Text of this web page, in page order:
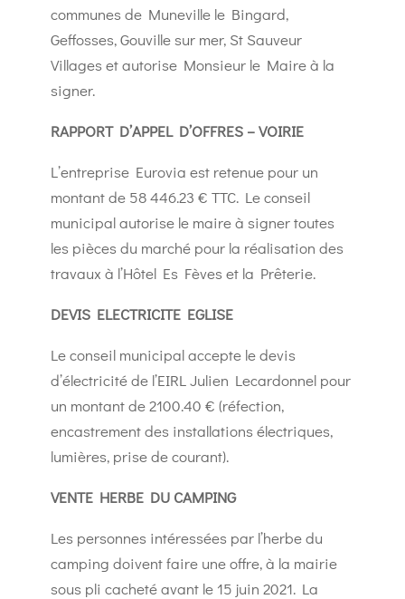
communes de Muneville le Bingard,
Geffosses, Gouville sur mer, St Sauveur
Villages et autorise Monsieur le Maire à la
signer.
RAPPORT D’APPEL D’OFFRES – VOIRIE
L’entreprise Eurovia est retenue pour un
montant de 58 446.23 € TTC. Le conseil
municipal autorise le maire à signer toutes
les pièces du marché pour la réalisation des
travaux à l’Hôtel Es Fèves et la Prêterie.
DEVIS ELECTRICITE EGLISE
Le conseil municipal accepte le devis
d’électricité de l’EIRL Julien Lecardonnel pour
un montant de 2100.40 € (réfection,
encastrement des installations électriques,
lumières, prise de courant).
VENTE HERBE DU CAMPING
Les personnes intéressées par l’herbe du
camping doivent faire une offre, à la mairie
sous pli cacheté avant le 15 juin 2021. La